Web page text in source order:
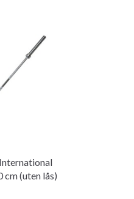
cm (uten lås)